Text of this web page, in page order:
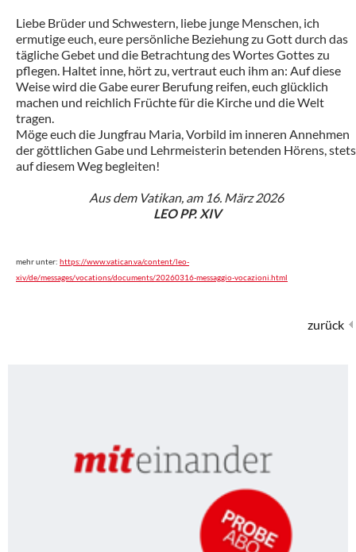
Liebe Brüder und Schwestern, liebe junge Menschen, ich
ermutige euch, eure persönliche Beziehung zu Gott durch das
tägliche Gebet und die Betrachtung des Wortes Gottes zu
pflegen. Haltet inne, hört zu, vertraut euch ihm an: Auf diese
Weise wird die Gabe eurer Berufung reifen, euch glücklich
machen und reichlich Früchte für die Kirche und die Welt
tragen.
Möge euch die Jungfrau Maria, Vorbild im inneren Annehmen
der göttlichen Gabe und Lehrmeisterin betenden Hörens, stets
auf diesem Weg begleiten!
Aus dem Vatikan, am 16. März 2026
LEO PP. XIV
mehr unter: https://www.vatican.va/content/leo-
xiv/de/messages/vocations/documents/20260316-messaggio-vocazioni.html
zurück